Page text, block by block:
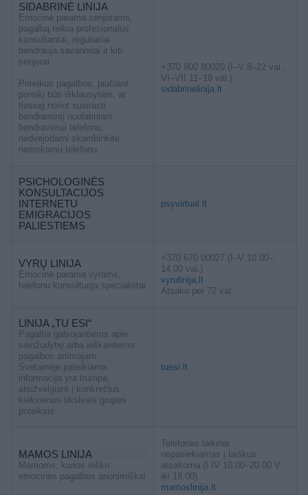
SIDABRINĖ LINIJA
Emocinė parama senjorams,
pagalbą teikia profesionalūs
konsultantai, reguliariai
bendrauja savanoriai ir kiti
senjorai
Prireikus pagalbos, jaučiant
poreikį būti išklausytam, ar
tiesiog norint susirasti
bendramintį nuolatiniam
bendravimui telefonu,
nedvejodami skambinkite
nemokamu telefonu
+370 800 80020 (I–V 8–22 val.,
VI–VII 11–19 val.)
sidabrinelinija.lt
PSICHOLOGINĖS
KONSULTACIJOS
INTERNETU
EMIGRACIJOS
PALIESTIEMS
psyvirtual.lt
VYRŲ LINIJA
Emocinė parama vyrams,
telefonu konsultuoja specialistai
+370 670 00027 (I–V 10.00–
14.00 val.)
vyrulinija.lt
Atsako per 72 val.
LINIJA „TU ESI“
Pagalba galvojantiems apie
savižudybę arba ieškantiems
pagalbos artimajam
Svetainėje pateikiama
informacija yra trumpa,
atsižvelgiant į konkrečius
kiekvienos tikslinės grupės
poreikius
tuesi.lt
MAMOS LINIJA
Mamoms, kurios ieško
emocinės pagalbos anonimiškai
Telefonas laikinai
nepasiekiamas į laiškus
atsakoma (I-IV 10.00–20.00 V
iki 18.00)
mamoslinija.lt